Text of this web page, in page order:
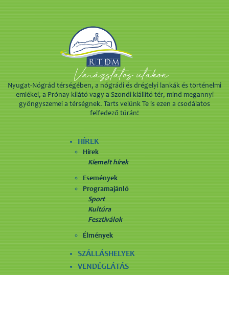
Nyugat-Nógrád térségében, a nógrádi és drégelyi lankák és történelmi
emlékei, a Prónay kilátó vagy a Szondi kiállító tér, mind megannyi
gyöngyszemei a térségnek. Tarts velünk Te is ezen a csodálatos
felfedező túrán!
HÍREK
Hírek
Kiemelt hírek
Események
Programajánló
Sport
Kultúra
Fesztiválok
Élmények
SZÁLLÁSHELYEK
VENDÉGLÁTÁS